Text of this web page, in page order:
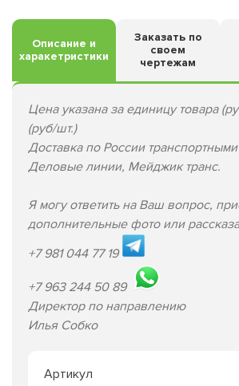
Описание и
харакетристики
Заказать по
своем
чертежам
Цена указана за единицу товара
(руб/шт.)
Доставка по России
Деловые линии, Мейджик транс.
Я могу ответить на Ваш вопрос,
дополнительные фото или
+7 981 044 77 19
+7 963 244 50 89
Директор по направлению
Илья Собко
Артикул